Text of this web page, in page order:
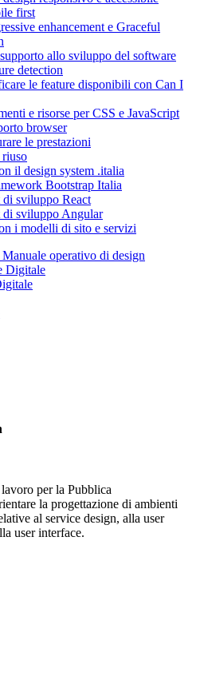
first
enhancement e Graceful
allo sviluppo del software
detection
le feature disponibili con Can I
e risorse per CSS e JavaScript
browser
le prestazioni
il design system .italia
Bootstrap Italia
sviluppo React
sviluppo Angular
i modelli di sito e servizi
operativo di design
per la Pubblica
la progettazione di ambienti
al service design, alla user
user interface.